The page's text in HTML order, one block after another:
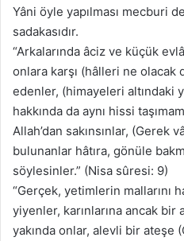
Yâni öyle yapılması mecburi
sadakasıdır.
“Arkalarında âciz ve küçük
onlara karşı (hâlleri ne olacak
edenler, (himayeleri altındaki
hakkında da aynı hissi
Allah’dan sakınsınlar, (Gerek
bulunanlar hâtıra, gönüle
söylesinler.” (Nisa sûresi: 9)
“Gerçek, yetimlerin mallarını
yiyenler, karınlarına ancak bir
yakında onlar, alevli bir ateşe